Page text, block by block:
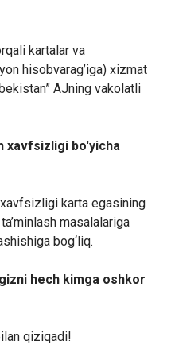
kartalar va
hisobvarag’iga) xizmat
AJning vakolatli
xavfsizligi bo'yicha
karta egasining
masalalariga
bog‘liq.
hech kimga oshkor
qiziqadi!